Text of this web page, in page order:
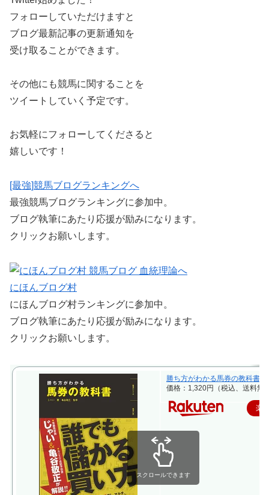
フォローしていただけますと
ブログ最新記事の更新通知を
受け取ることができます。
その他にも競馬に関することを
ツイートしていく予定です。
お気軽にフォローしてくださると
嬉しいです！
[最強]競馬ブログランキングへ
最強競馬ブログランキングに参加中。
ブログ執筆にあたり応援が励みになります。
クリックお願いします。
にほんブログ村
にほんブログ村ランキングに参加中。
ブログ執筆にあたり応援が励みになります。
クリックお願いします。
勝ち方がわかる馬券の教科書 [
価格：1,320円（税込、送料無
楽
スクロールできます